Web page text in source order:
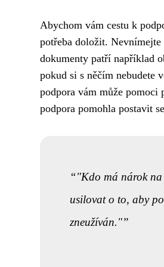
Abychom vám cestu k
potřeba doložit.
dokumenty patří například
pokud si s něčím nebudete
podpora vám může pomoci
podpora pomohla postavit
"Kdo má nárok
usilovat o to, aby
zneužíván."